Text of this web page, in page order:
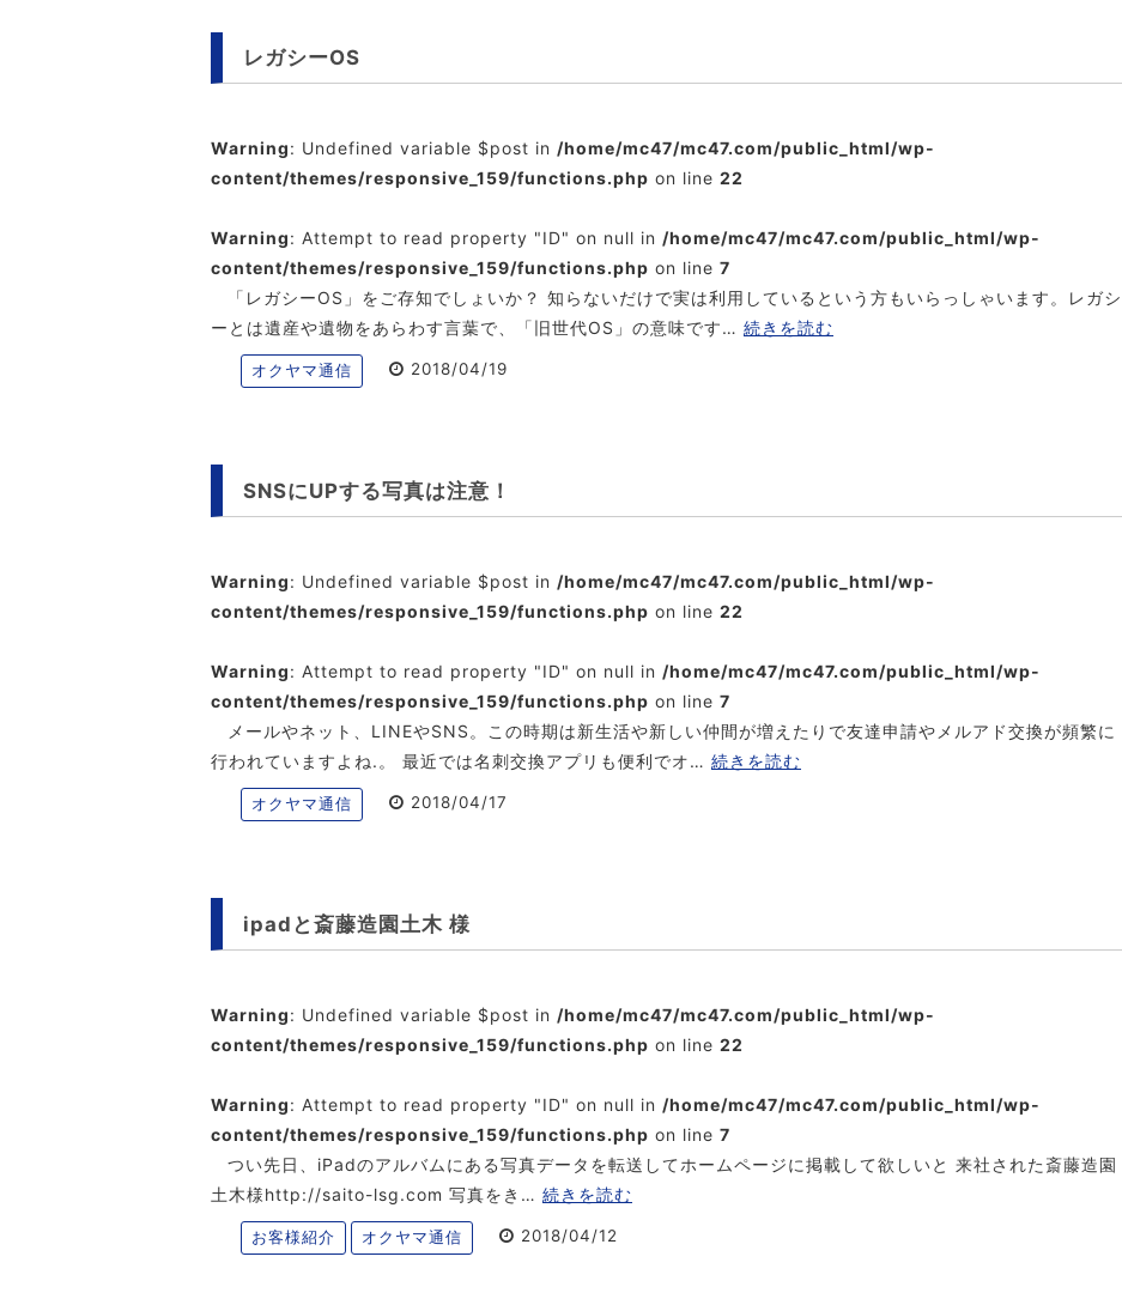
レガシーOS
Warning: Undefined variable $post in /home/mc47/mc47.com/public_html/wp-
content/themes/responsive_159/functions.php on line 22
Warning: Attempt to read property "ID" on null in /home/mc47/mc47.com/public_html/wp-
content/themes/responsive_159/functions.php on line 7
「レガシーOS」をご存知でしょいか？ 知らないだけで実は利用しているという方もいらっしゃいます。レガシ
ーとは遺産や遺物をあらわす言葉で、「旧世代OS」の意味です… 続きを読む
オクヤマ通信 2018/04/19
SNSにUPする写真は注意！
Warning: Undefined variable $post in /home/mc47/mc47.com/public_html/wp-
content/themes/responsive_159/functions.php on line 22
Warning: Attempt to read property "ID" on null in /home/mc47/mc47.com/public_html/wp-
content/themes/responsive_159/functions.php on line 7
メールやネット、LINEやSNS。この時期は新生活や新しい仲間が増えたりで友達申請やメルアド交換が頻繁に
行われていますよね.。 最近では名刺交換アプリも便利でオ… 続きを読む
オクヤマ通信 2018/04/17
ipadと斎藤造園土木 様
Warning: Undefined variable $post in /home/mc47/mc47.com/public_html/wp-
content/themes/responsive_159/functions.php on line 22
Warning: Attempt to read property "ID" on null in /home/mc47/mc47.com/public_html/wp-
content/themes/responsive_159/functions.php on line 7
つい先日、iPadのアルバムにある写真データを転送してホームページに掲載して欲しいと 来社された斎藤造園
土木様http://saito-lsg.com 写真をき… 続きを読む
お客様紹介 オクヤマ通信 2018/04/12